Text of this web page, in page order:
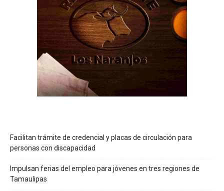
Facilitan trámite de credencial y placas de circulación para
personas con discapacidad
Impulsan ferias del empleo para jóvenes en tres regiones de
Tamaulipas